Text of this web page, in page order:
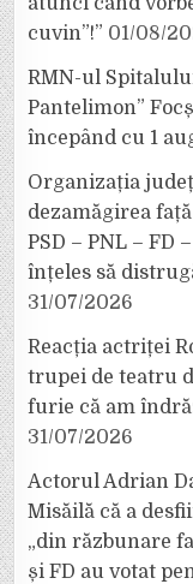
cuvin”!” 01/08/
RMN-ul
Pantelimon”
începând cu 1
Organizația
dezamăgirea
PSD – PNL – FD
înțeles să
31/07/2026
Reacția actriței
trupei de teatru
furie că am
31/07/2026
Actorul Adrian
Misăilă că a
„din răzbunare
și FD au votat